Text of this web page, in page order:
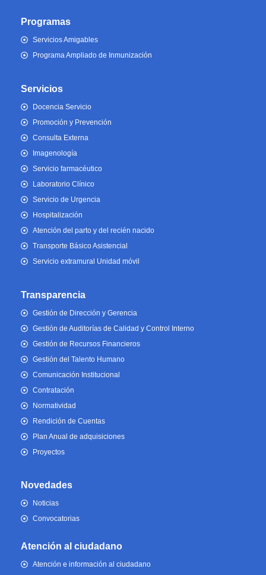
Programas
Servicios Amigables
Programa Ampliado de Inmunización
Servicios
Docencia Servicio
Promoción y Prevención
Consulta Externa
Imagenología
Servicio farmacéutico
Laboratorio Clínico
Servicio de Urgencia
Hospitalización
Atención del parto y del recién nacido
Transporte Básico Asistencial
Servicio extramural Unidad móvil
Transparencia
Gestión de Dirección y Gerencia
Gestión de Auditorías de Calidad y Control Interno
Gestión de Recursos Financieros
Gestión del Talento Humano
Comunicación Institucional
Contratación
Normatividad
Rendición de Cuentas
Plan Anual de adquisiciones
Proyectos
Novedades
Noticias
Convocatorias
Atención al ciudadano
Atención e información al ciudadano